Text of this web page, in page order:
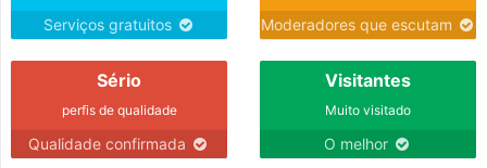
Serviços gratuitos Moderadores que escutam
Sério
perfis de qualidade
Qualidade confirmada
Visitantes
Muito visitado
O melhor